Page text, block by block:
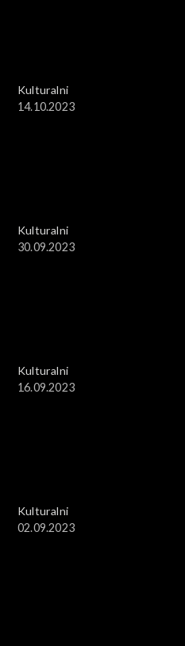
Kulturalni
14.10.2023
Kulturalni
30.09.2023
Kulturalni
16.09.2023
Kulturalni
02.09.2023